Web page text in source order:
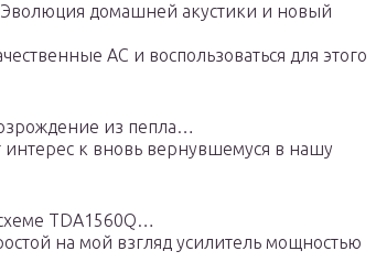
домашней акустики и новый
АС и воспользоваться для этого
из пепла…
интерес к вновь вернувшемуся в нашу
TDA1560Q…
на мой взгляд усилитель мощностью